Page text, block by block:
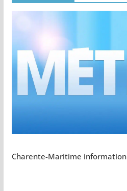
Charente-Maritime information